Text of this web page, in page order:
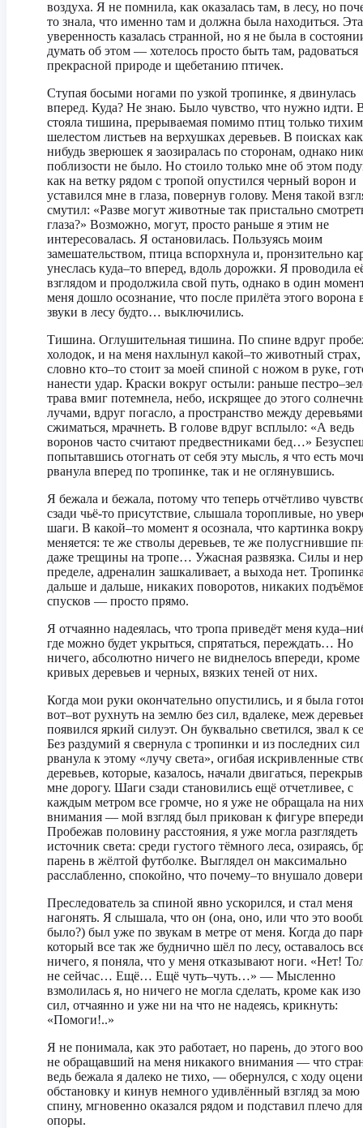
воздуха. Я не помнила, как оказалась там, в лесу, но
то знала, что именно там и должна была находиться. Эта
уверенность казалась странной, но я не была в
думать об этом — хотелось просто быть там, радоваться
прекрасной природе и щебетанию птичек.
Ступая босыми ногами по узкой тропинке, я двинулась
вперед. Куда? Не знаю. Было чувство, что нужно идти.
стояла тишина, прерываемая помимо птиц только тихим
шелестом листьев на верхушках деревьев. В поисках
нибудь зверюшек я заозиралась по сторонам, однако
поблизости не было. Но стоило только мне об этом
как на ветку рядом с тропой опустился черный ворон и
уставился мне в глаза, повернув голову. Меня такой
смутил: «Разве могут животные так пристально
глаза?» Возможно, могут, просто раньше я этим не
интересовалась. Я остановилась. Пользуясь моим
замешательством, птица вспорхнула и, пронзительно
унеслась куда–то вперед, вдоль дорожки. Я проводила
взглядом и продолжила свой путь, однако в один
меня дошло осознание, что после прилёта этого ворона
звуки в лесу будто… выключились.
Тишина. Оглушительная тишина. По спине вдруг
холодок, и на меня нахлынул какой–то животный страх,
словно кто–то стоит за моей спиной с ножом в руке,
нанести удар. Краски вокруг остыли: раньше
трава вмиг потемнела, небо, искрящее до этого
лучами, вдруг погасло, а пространство между
сжиматься, мрачнеть. В голове вдруг всплыло: «А ведь
воронов часто считают предвестниками бед…»
попытавшись отогнать от себя эту мысль, я что есть
рванула вперед по тропинке, так и не оглянувшись.
Я бежала и бежала, потому что теперь отчётливо
сзади чьё-то присутствие, слышала торопливые, но
шаги. В какой–то момент я осознала, что картинка
меняется: те же стволы деревьев, те же полусгнившие
даже трещины на тропе… Ужасная развязка. Силы и
пределе, адреналин зашкаливает, а выхода нет.
дальше и дальше, никаких поворотов, никаких
спусков — просто прямо.
Я отчаянно надеялась, что тропа приведёт меня
где можно будет укрыться, спрятаться, переждать… Но
ничего, абсолютно ничего не виднелось впереди, кроме
кривых деревьев и черных, вязких теней от них.
Когда мои руки окончательно опустились, и я была
вот–вот рухнуть на землю без сил, вдалеке, меж
появился яркий силуэт. Он буквально светился, звал к
Без раздумий я свернула с тропинки и из последних сил
рванула к этому «лучу света», огибая искривленные
деревьев, которые, казалось, начали двигаться,
мне дорогу. Шаги сзади становились ещё отчетливее, с
каждым метром все громче, но я уже не обращала на
внимания — мой взгляд был прикован к фигуре
Пробежав половину расстояния, я уже могла разглядеть
источник света: среди густого тёмного леса, озираясь,
парень в жёлтой футболке. Выглядел он максимально
расслабленно, спокойно, что почему–то внушало
Преследователь за спиной явно ускорился, и стал меня
нагонять. Я слышала, что он (она, оно, или что это
было?) был уже по звукам в метре от меня. Когда до
который все так же буднично шёл по лесу, оставалось
ничего, я поняла, что у меня отказывают ноги. «Нет!
не сейчас… Ещё… Ещё чуть–чуть…» — Мысленно
взмолилась я, но ничего не могла сделать, кроме как изо
сил, отчаянно и уже ни на что не надеясь, крикнуть:
«Помоги!..»
Я не понимала, как это работает, но парень, до этого
не обращавший на меня никакого внимания — что
ведь бежала я далеко не тихо, — обернулся, с ходу
обстановку и кинув немного удивлённый взгляд за мою
спину, мгновенно оказался рядом и подставил плечо для
опоры.